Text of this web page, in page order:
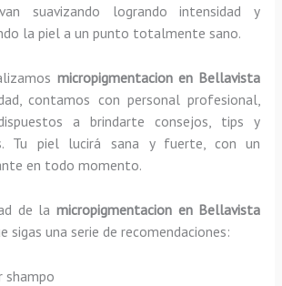
suavizando logrando intensidad y
la piel a un punto totalmente sano.
micropigmentacion en Bellavista
contamos con personal profesional,
a brindarte consejos, tips y
Tu piel lucirá sana y fuerte, con un
en todo momento.
de la micropigmentacion en Bellavista
sigas una serie de recomendaciones:
shampo